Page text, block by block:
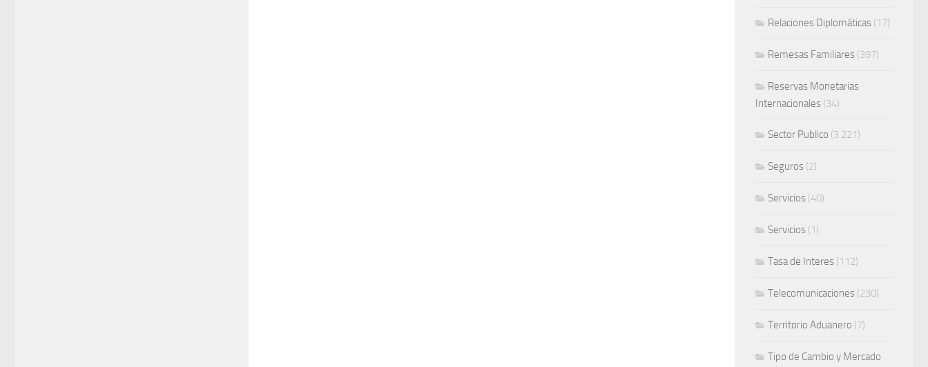
Relaciones Diplomáticas (17)
Remesas Familiares (397)
Reservas Monetarias
Internacionales (34)
Sector Publico (3.221)
Seguros (2)
Servicios (40)
Servicios (1)
Tasa de Interes (112)
Telecomunicaciones (230)
Territorio Aduanero (7)
Tipo de Cambio y Mercado